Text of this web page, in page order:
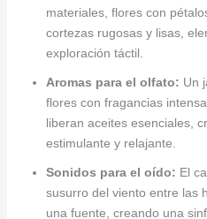
materiales, flores con
cortezas rugosas y lisas,
exploración táctil.
Aromas para el olfato: Un
flores con fragancias
liberan aceites esenciales,
estimulante y relajante.
Sonidos para el oído: El
susurro del viento entre las
una fuente, creando una